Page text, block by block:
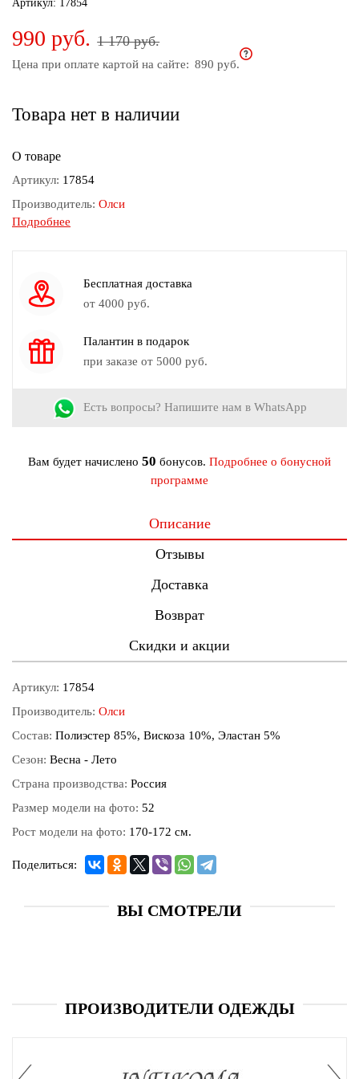
Белье
и
Одежда
Новинки
Артикул: 17854
990 руб. 1 170 руб.
Цена при оплате картой на сайте: 890 руб.
Товара нет в наличии
О товаре
Артикул: 17854
Производитель: Олси
Состав:Полиэстер 85%, Вискоза 10%, Эластан 5%
Размер модели на фото:52
Подробнее
Бесплатная доставка
от 4000 руб.
Палантин в подарок
при заказе от 5000 руб.
Есть вопросы? Напишите нам в WhatsApp
Вам будет начислено 50 бонусов. Подробнее о бонусной
программе
Описание
Отзывы
Доставка
Возврат
Скидки и акции
Артикул: 17854
Производитель: Олси
Состав: Полиэстер 85%, Вискоза 10%, Эластан 5%
Сезон: Весна - Лето
Страна производства: Россия
Размер модели на фото: 52
Рост модели на фото: 170-172 см.
Поделиться:
ВЫ СМОТРЕЛИ
ПРОИЗВОДИТЕЛИ ОДЕЖДЫ